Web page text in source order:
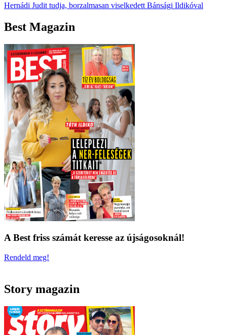
Hernádi Judit tudja, borzalmasan viselkedett Bánsági Ildikóval
Best Magazin
A Best friss számát keresse az újságosoknál!
Rendeld meg!
Story magazin